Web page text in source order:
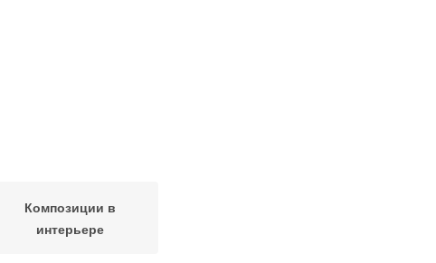
Композиции в
интерьере